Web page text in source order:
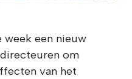
een nieuw
om
van het